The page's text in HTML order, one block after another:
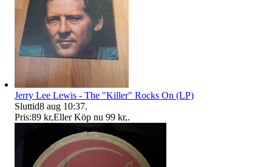
Jerry Lee Lewis - The "Killer" Rocks On (LP)
Sluttid8 aug 10:37.
Pris:89 kr,Eller Köp nu 99 kr,.